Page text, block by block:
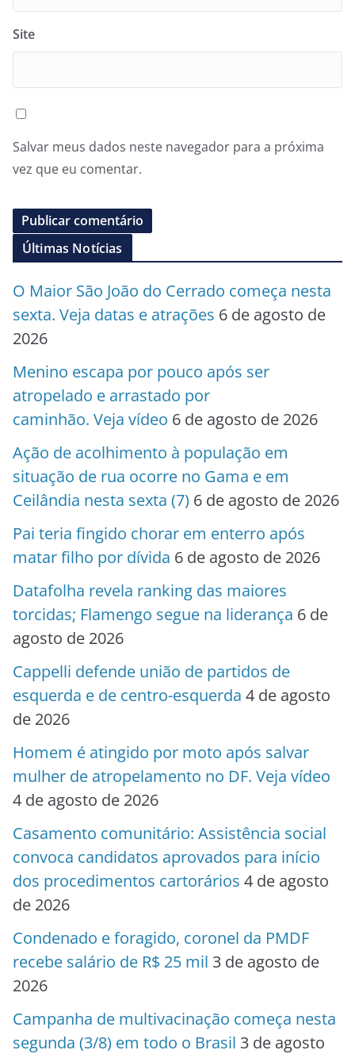
Site
Salvar meus dados neste navegador para a próxima
vez que eu comentar.
Últimas Notícias
O Maior São João do Cerrado começa nesta
sexta. Veja datas e atrações 6 de agosto de
2026
Menino escapa por pouco após ser
atropelado e arrastado por
caminhão. Veja vídeo 6 de agosto de 2026
Ação de acolhimento à população em
situação de rua ocorre no Gama e em
Ceilândia nesta sexta (7) 6 de agosto de 2026
Pai teria fingido chorar em enterro após
matar filho por dívida 6 de agosto de 2026
Datafolha revela ranking das maiores
torcidas; Flamengo segue na liderança 6 de
agosto de 2026
Cappelli defende união de partidos de
esquerda e de centro-esquerda 4 de agosto
de 2026
Homem é atingido por moto após salvar
mulher de atropelamento no DF. Veja vídeo
4 de agosto de 2026
Casamento comunitário: Assistência social
convoca candidatos aprovados para início
dos procedimentos cartorários 4 de agosto
de 2026
Condenado e foragido, coronel da PMDF
recebe salário de R$ 25 mil 3 de agosto de
2026
Campanha de multivacinação começa nesta
segunda (3/8) em todo o Brasil 3 de agosto